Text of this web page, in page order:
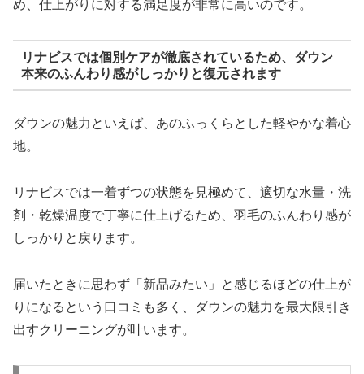
め、仕上がりに対する満足度が非常に高いのです。
リナビスでは個別ケアが徹底されているため、ダウン
本来のふんわり感がしっかりと復元されます
ダウンの魅力といえば、あのふっくらとした軽やかな着心
地。
リナビスでは一着ずつの状態を見極めて、適切な水量・洗
剤・乾燥温度で丁寧に仕上げるため、羽毛のふんわり感が
しっかりと戻ります。
届いたときに思わず「新品みたい」と感じるほどの仕上が
りになるという口コミも多く、ダウンの魅力を最大限引き
出すクリーニングが叶います。